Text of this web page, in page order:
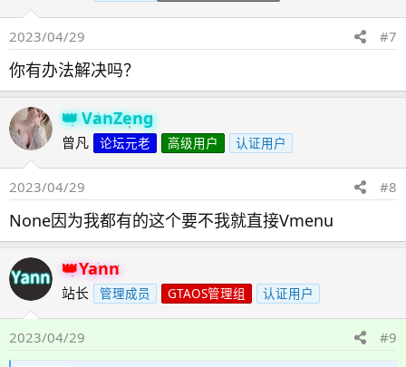
2023/04/29 #7
你有办法解决吗？
VanZeng
曾凡 论坛元老 高级用户 认证用户
2023/04/29 #8
None因为我都有的这个要不我就直接Vmenu
Yann
站长 管理成员 GTAOS管理组 认证用户
2023/04/29 #9